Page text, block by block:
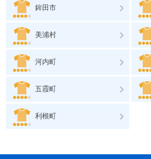
鉾田市
美浦村
河内町
五霞町
利根町